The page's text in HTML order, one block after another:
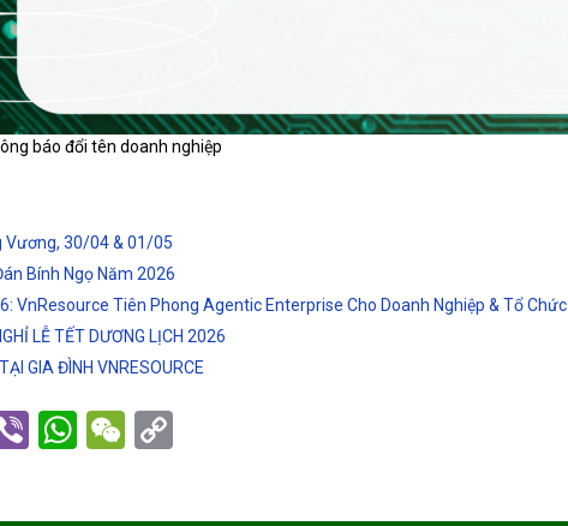
báo đổi tên doanh nghiệp
Vương, 30/04 & 01/05
Bính Ngọ Năm 2026
VnResource Tiên Phong Agentic Enterprise Cho Doanh Nghiệp & Tổ Chức
LỄ TẾT DƯƠNG LỊCH 2026
GIA ĐÌNH VNRESOURCE
ViberWhatsApp
WeChat